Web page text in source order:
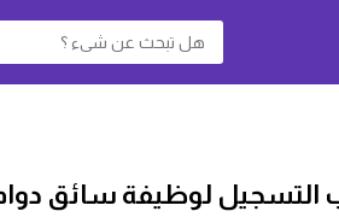
لوظيفة سائق